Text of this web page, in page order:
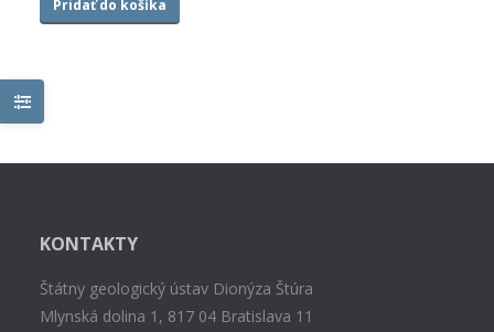
Pridať do košíka
KONTAKTY
Štátny geologický ústav Dionýza Štúra
Mlynská dolina 1, 817 04 Bratislava 11